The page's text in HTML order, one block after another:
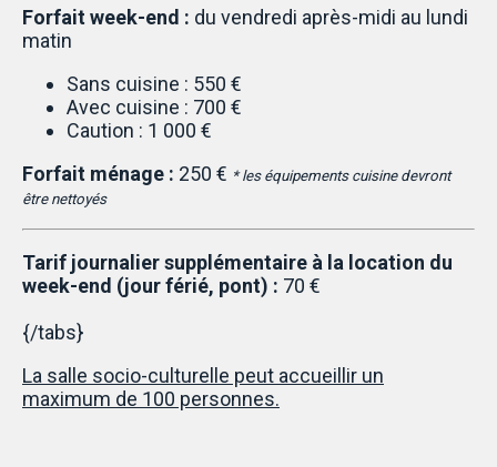
Forfait week-end : du vendredi après-midi au lundi
matin
Sans cuisine : 550 €
Avec cuisine : 700 €
Caution : 1 000 €
Forfait ménage : 250 € * les équipements cuisine devront
être nettoyés
Tarif journalier supplémentaire à la location du
week-end (jour férié, pont) : 70 €
{/tabs}
La salle socio-culturelle peut accueillir un
maximum de 100 personnes.